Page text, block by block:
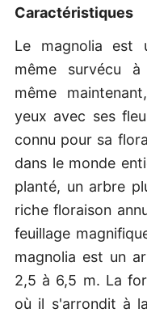
Caractéristiques
Le magnolia est
même survécu
même
yeux avec ses
connu pour sa
dans le monde
planté, un arbre
riche floraison
feuillage
magnolia est un
2,5 à 6,5 m. La
où il s'arrondit à